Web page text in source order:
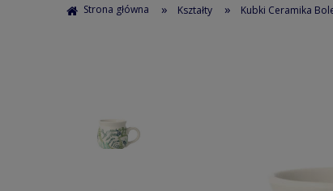
Strona główna » Kształty » Kubki Ceramika